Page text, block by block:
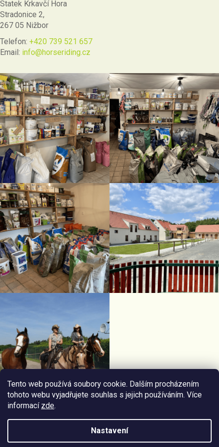
Tento web používá soubory cookie. Dalším procházením
tohoto webu vyjadřujete souhlas s jejich používáním. Více
informací zde.
Nastavení
Statek Krkavčí Hora
Stradonice 2,
267 05 Nižbor
Telefon: +420 739 521 657
Email: info@horseriding.cz